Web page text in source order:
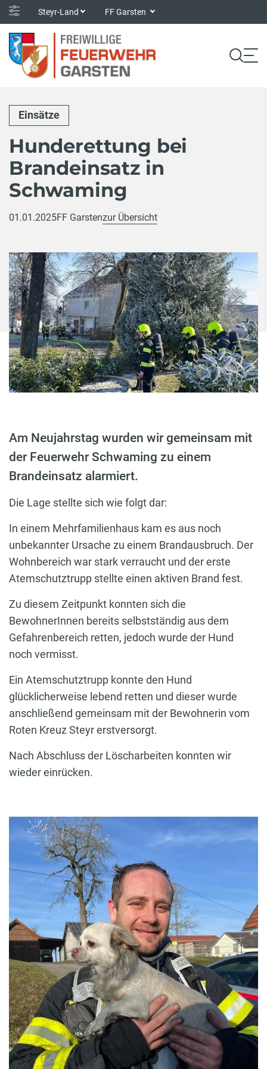
Steyr-Land FF Garsten
Einsätze
Hunderettung bei
Brandeinsatz in
Schwaming
01.01.2025FF Garstenzur Übersicht
Am Neujahrstag wurden wir gemeinsam mit
der Feuerwehr Schwaming zu einem
Brandeinsatz alarmiert.
Die Lage stellte sich wie folgt dar:
In einem Mehrfamilienhaus kam es aus noch
unbekannter Ursache zu einem Brandausbruch. Der
Wohnbereich war stark verraucht und der erste
Atemschutztrupp stellte einen aktiven Brand fest.
Zu diesem Zeitpunkt konnten sich die
BewohnerInnen bereits selbstständig aus dem
Gefahrenbereich retten, jedoch wurde der Hund
noch vermisst.
Ein Atemschutztrupp konnte den Hund
glücklicherweise lebend retten und dieser wurde
anschließend gemeinsam mit der Bewohnerin vom
Roten Kreuz Steyr erstversorgt.
Nach Abschluss der Löscharbeiten konnten wir
wieder einrücken.